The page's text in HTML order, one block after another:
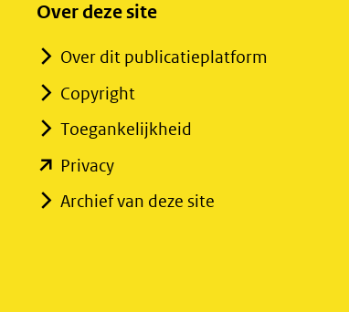
Over deze site
Over dit publicatieplatform
Copyright
Toegankelijkheid
Privacy(opent
in
Archief van deze site